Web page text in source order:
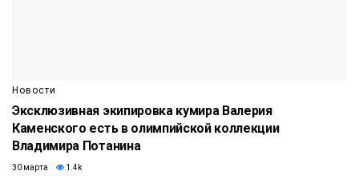
Новости
Эксклюзивная экипировка кумира Валерия
Каменского есть в олимпийской коллекции
Владимира Потанина
30 марта 1.4k